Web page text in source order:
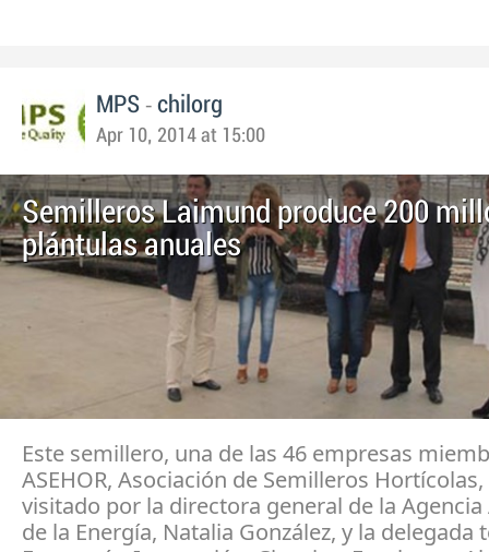
MPS - chilorg
Apr 10, 2014 at 15:00
Semilleros Laimund produce 200
plántulas anuales
Este semillero, una de las 46 empresas
ASEHOR, Asociación de Semilleros
visitado por la directora general de la Agencia
de la Energía, Natalia González, y la delegada